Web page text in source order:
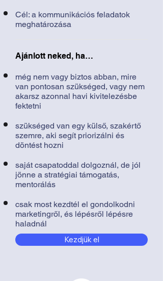
Cél: a kommunikációs feladatok
meghatározása
Ajánlott neked, ha…
még nem vagy biztos abban, mire
van pontosan szükséged, vagy nem
akarsz azonnal havi kivitelezésbe
fektetni
szükséged van egy külső, szakértő
szemre, aki segít priorizálni és
döntést hozni
saját csapatoddal dolgoznál, de jól
jönne a stratégiai támogatás,
mentorálás
csak most kezdtél el gondolkodni
marketingről, és lépésről lépésre
haladnál
Kezdjük el